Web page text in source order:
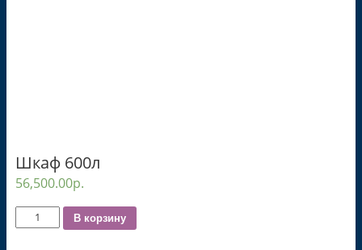
Шкаф 600л
56,500.00р.
Количество В корзину